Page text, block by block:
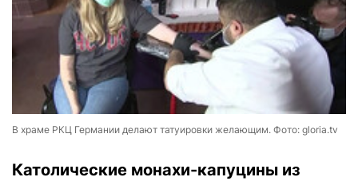
В храме РКЦ Германии делают татуировки желающим. Фото: gloria.tv
Католические монахи-капуцины из